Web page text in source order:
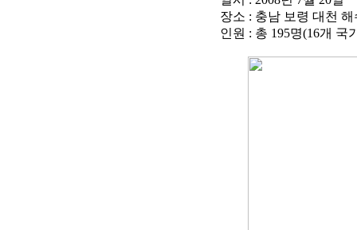
장소 : 충남 보령 대천
인원 : 총 195명(16개 국